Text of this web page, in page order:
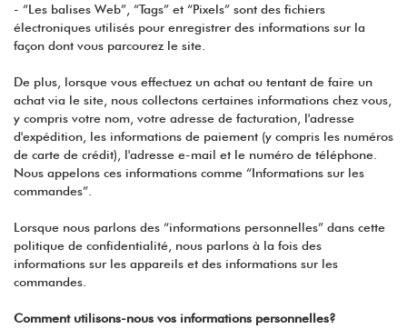
- “Les balises Web”, “Tags” et “Pixels” sont des fichiers
électroniques utilisés pour enregistrer des informations sur la
façon dont vous parcourez le site.
De plus, lorsque vous effectuez un achat ou tentant de faire un
achat via le site, nous collectons certaines informations chez vous,
y compris votre nom, votre adresse de facturation, l'adresse
d'expédition, les informations de paiement (y compris les numéros
de carte de crédit), l'adresse e-mail et le numéro de téléphone.
Nous appelons ces informations comme “Informations sur les
commandes”.
Lorsque nous parlons des “informations personnelles” dans cette
politique de confidentialité, nous parlons à la fois des
informations sur les appareils et des informations sur les
commandes.
Comment utilisons-nous vos informations personnelles?